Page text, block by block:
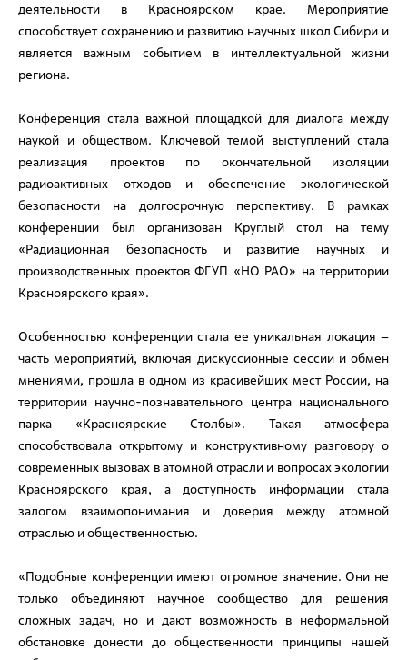
деятельности в Красноярском крае. Мероприятие
способствует сохранению и развитию научных школ Сибири и
является важным событием в интеллектуальной жизни
региона.
Конференция стала важной площадкой для диалога между
наукой и обществом. Ключевой темой выступлений стала
реализация проектов по окончательной изоляции
радиоактивных отходов и обеспечение экологической
безопасности на долгосрочную перспективу. В рамках
конференции был организован Круглый стол на тему
«Радиационная безопасность и развитие научных и
производственных проектов ФГУП «НО РАО» на территории
Красноярского края».
Особенностью конференции стала ее уникальная локация –
часть мероприятий, включая дискуссионные сессии и обмен
мнениями, прошла в одном из красивейших мест России, на
территории научно-познавательного центра национального
парка «Красноярские Столбы». Такая атмосфера
способствовала открытому и конструктивному разговору о
современных вызовах в атомной отрасли и вопросах экологии
Красноярского края, а доступность информации стала
залогом взаимопонимания и доверия между атомной
отраслью и общественностью.
«Подобные конференции имеют огромное значение. Они не
только объединяют научное сообщество для решения
сложных задач, но и дают возможность в неформальной
обстановке донести до общественности принципы нашей